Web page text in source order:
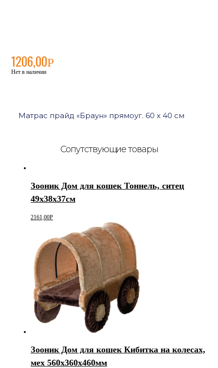
1206,00Р
Нет в наличии
Матрас прайд «Браун» прямоуг. 60 х 40 см
Сопутствующие товары
Зооник Дом для кошек Тоннель, ситец
49х38х37см
2161,00Р
Зооник Дом для кошек Кибитка на колесах,
мех 560х360х460мм